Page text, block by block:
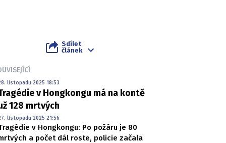
Sdílet
článek
listopadu 2025 18:53
v Hongkongu má na kontě
128 mrtvých
listopadu 2025 21:56
v Hongkongu: Po požáru je 80
a počet dál roste, policie začala